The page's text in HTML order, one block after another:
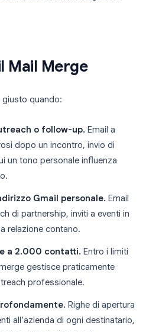
Mail Merge
giusto quando:
o follow-up. Email a
dopo un incontro, invio di
un tono personale influenza
Gmail personale. Email
di partnership, inviti a eventi in
relazione contano.
a 2.000 contatti. Entro i limiti
gestisce praticamente
professionale.
Righe di apertura
all’azienda di ogni destinatario,